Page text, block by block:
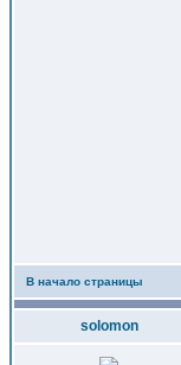
В начало страницы
solomon